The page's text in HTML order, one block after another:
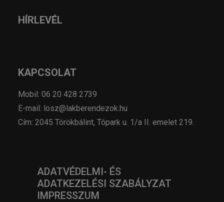
HÍRLEVÉL
KAPCSOLAT
Mobil: 06 20 428 2739
E-mail: losz@lakberendezok.hu
Cím: 2045 Törökbálint, Tópark u. 1/a II. emelet 219.
ADATVÉDELMI- ÉS
ADATKEZELÉSI SZABÁLYZAT
IMPRESSZUM